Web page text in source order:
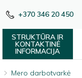
+370 346 20 450
STRUKTŪRA IR
KONTAKTINĖ
INFORMACIJA
Mero darbotvarkė